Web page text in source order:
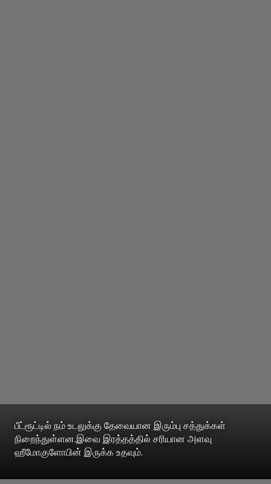
பீட்ரூட்டில் நம் உடலுக்கு தேவையான இரும்பு சத்துக்கள்
நிறைந்துள்ளன.இவை இரத்தத்தில் சரியான அளவு
ஹீமோகுளோபின் இருக்க உதவும்.